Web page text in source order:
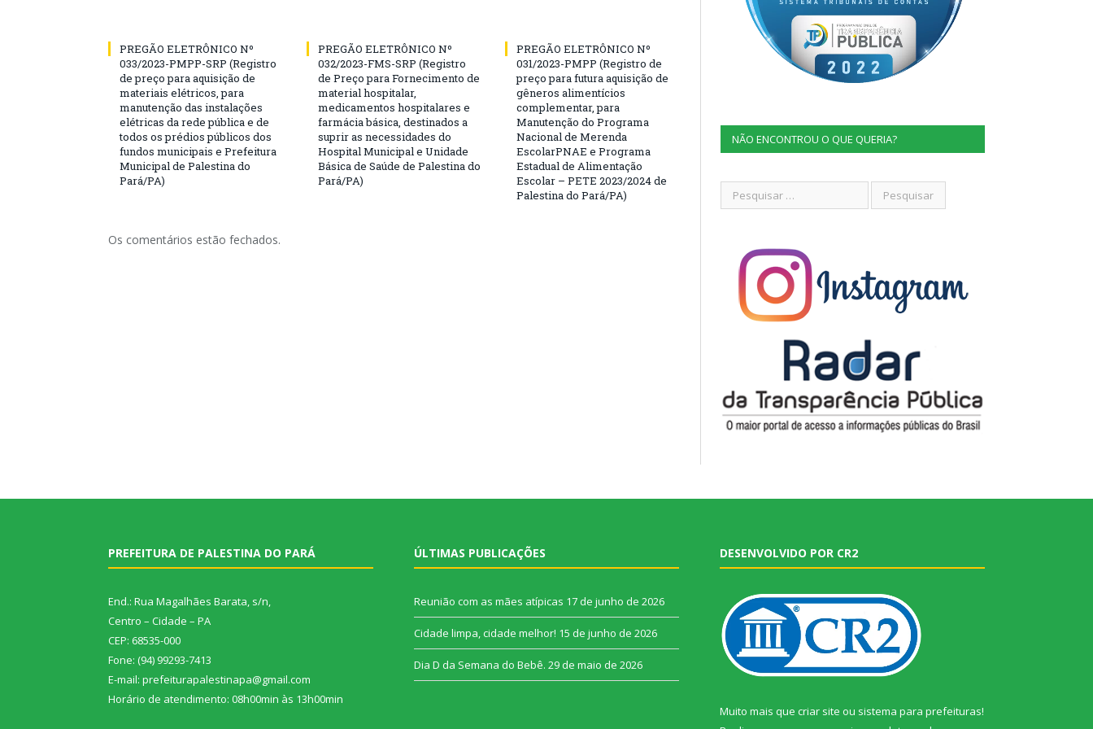
PREGÃO ELETRÔNICO Nº
033/2023-PMPP-SRP (Registro
de preço para aquisição de
materiais elétricos, para
manutenção das instalações
elétricas da rede pública e de
todos os prédios públicos dos
fundos municipais e Prefeitura
Municipal de Palestina do
Pará/PA)
PREGÃO ELETRÔNICO Nº
032/2023-FMS-SRP (Registro
de Preço para Fornecimento de
material hospitalar,
medicamentos hospitalares e
farmácia básica, destinados a
suprir as necessidades do
Hospital Municipal e Unidade
Básica de Saúde de Palestina do
Pará/PA)
PREGÃO ELETRÔNICO Nº
031/2023-PMPP (Registro de
preço para futura aquisição de
gêneros alimentícios
complementar, para
Manutenção do Programa
Nacional de Merenda
EscolarPNAE e Programa
Estadual de Alimentação
Escolar – PETE 2023/2024 de
Palestina do Pará/PA)
Os comentários estão fechados.
NÃO ENCONTROU O QUE QUERIA?
PREFEITURA DE PALESTINA DO PARÁ
End.: Rua Magalhães Barata, s/n,
Centro – Cidade – PA
CEP: 68535-000
Fone: (94) 99293-7413
E-mail: prefeiturapalestinapa@gmail.com
Horário de atendimento: 08h00min às 13h00min
ÚLTIMAS PUBLICAÇÕES
Reunião com as mães atípicas 17 de junho de 2026
Cidade limpa, cidade melhor! 15 de junho de 2026
Dia D da Semana do Bebê. 29 de maio de 2026
DESENVOLVIDO POR CR2
Muito mais que criar site ou sistema para prefeituras!